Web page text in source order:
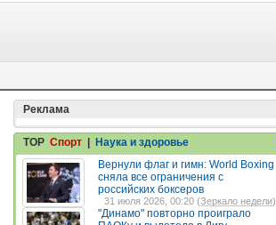
Реклама
TOP Спорт
Наука и здоровье
Вернули флаг и гимн: World Boxing
сняла все ограничения с
российских боксеров
31 июля 2026, 00:20 (Зеркало недели)
"Динамо" повторно проиграло